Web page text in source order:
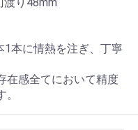
本に情熱を注ぎ、丁寧
在感全てにおいて精度